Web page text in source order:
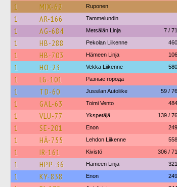
1 MIX-62 Ruponen
1 AR-166 Tammelundin
1 AG-684 Metsälän Linja 7 / 71
1 HB-288 Pekolan Liikenne 460
1 HB-703 Hämeen Linja 106
1 HO-23 Vekka Liikenne 580
1 LG-101 Разные города
1 TD-60 Jussilan Autoliike 59 / 76
1 GAL-63 Toimi Vento 484
1 VLU-77 Ykspetäjä 139 / 76
1 SE-201 Enon 249
1 HÄ-755 Lehdon Liikenne 558
1 IR-161 Kivistö 306 / 71
1 HPP-36 Hämeen Linja 321
1 KY-838 Enon 249